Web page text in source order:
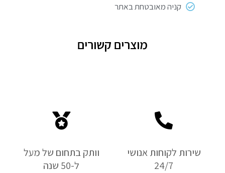
קניה מאובטחת באתר
מוצרים קשורים
שירות לקוחות אנושי
24/7
וותק בתחום של מעל
ל-50 שנה